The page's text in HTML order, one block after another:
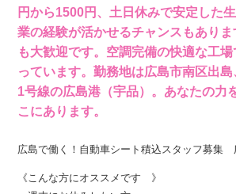
円から1500円、土日休みで安定した
業の経験が活かせるチャンスもあり
も大歓迎です。空調完備の快適な工
っています。勤務地は広島市南区出
1号線の広島港（宇品）。あなたの力
こにあります。
広島で働く！自動車シート積込スタッフ募集
《こんな方にオススメです 》